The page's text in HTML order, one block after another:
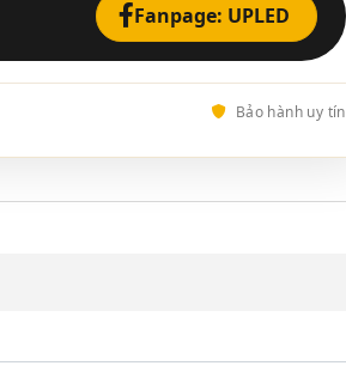
Fanpage: UPLED
Bảo hành uy tín